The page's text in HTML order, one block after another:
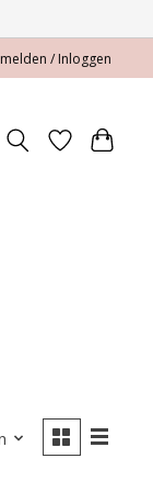
/ Inloggen